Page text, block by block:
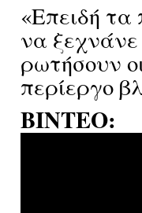
«Επειδή τα
να
ρωτήσουν
περίεργο
ΒΙΝΤΕΟ: